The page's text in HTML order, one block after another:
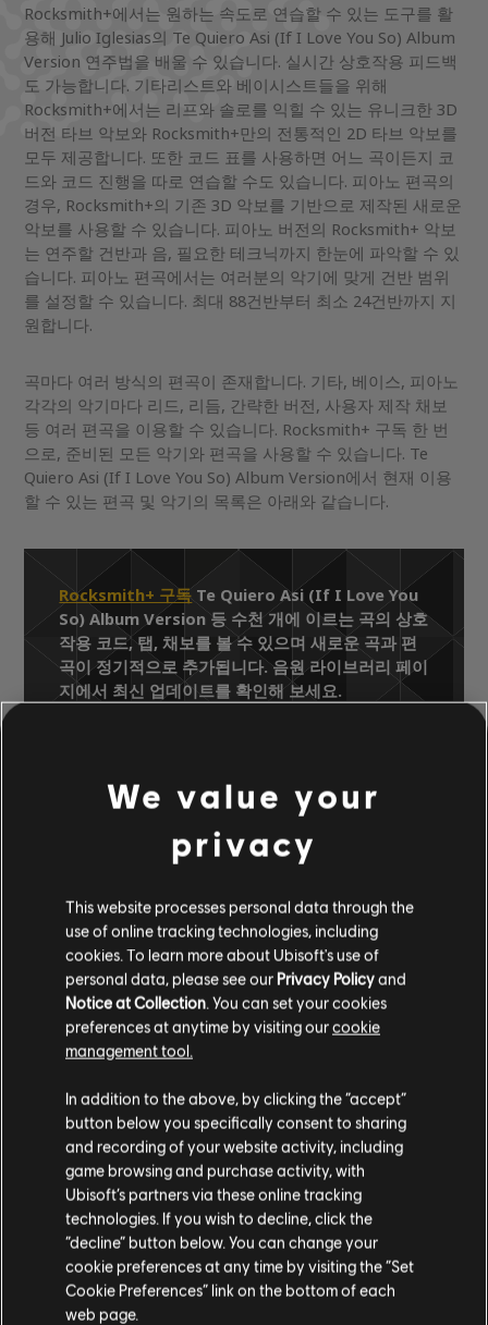
Rocksmith+에서는 원하는 속도로 연습할 수 있는 도구를 활
용해 Julio Iglesias의 Te Quiero Asi (If I Love You So) Album
Version 연주법을 배울 수 있습니다. 실시간 상호작용 피드백
도 가능합니다. 기타리스트와 베이시스트들을 위해
Rocksmith+에서는 리프와 솔로를 익힐 수 있는 유니크한 3D
버전 타브 악보와 Rocksmith+만의 전통적인 2D 타브 악보를
모두 제공합니다. 또한 코드 표를 사용하면 어느 곡이든지 코
드와 코드 진행을 따로 연습할 수도 있습니다. 피아노 편곡의
경우, Rocksmith+의 기존 3D 악보를 기반으로 제작된 새로운
악보를 사용할 수 있습니다. 피아노 버전의 Rocksmith+ 악보
는 연주할 건반과 음, 필요한 테크닉까지 한눈에 파악할 수 있
습니다. 피아노 편곡에서는 여러분의 악기에 맞게 건반 범위
를 설정할 수 있습니다. 최대 88건반부터 최소 24건반까지 지
원합니다.
곡마다 여러 방식의 편곡이 존재합니다. 기타, 베이스, 피아노
각각의 악기마다 리드, 리듬, 간략한 버전, 사용자 제작 채보
등 여러 편곡을 이용할 수 있습니다. Rocksmith+ 구독 한 번
으로, 준비된 모든 악기와 편곡을 사용할 수 있습니다. Te
Quiero Asi (If I Love You So) Album Version에서 현재 이용
할 수 있는 편곡 및 악기의 목록은 아래와 같습니다.
Rocksmith+ 구독Te Quiero Asi (If I Love You
So) Album Version 등 수천 개에 이르는 곡의 상호
작용 코드, 탭, 채보를 볼 수 있으며 새로운 곡과 편
곡이 정기적으로 추가됩니다. 음원 라이브러리 페이
지에서 최신 업데이트를 확인해 보세요.
음원 라이브러리
아티스트 A-Z
A Flor De Piel
Te Quiero Asi (If I Love You So) Album
인증된 편곡
코드 표 ARCHI
베이스 차트 ARCHI
We value your
privacy
This website processes personal data through the
use of online tracking technologies, including
cookies. To learn more about Ubisoft's use of
personal data, please see our Privacy Policyand
Notice at Collection. You can set your cookies
preferences at anytime by visiting ourcookie
management tool.
In addition to the above, by clicking the “accept”
button below you specifically consent to sharing
and recording of your website activity, including
game browsing and purchase activity, with
Ubisoft’s partners via these online tracking
technologies. If you wish to decline, click the
“decline” button below. You can change your
cookie preferences at any time by visiting the “Set
Cookie Preferences” link on the bottom of each
web page.